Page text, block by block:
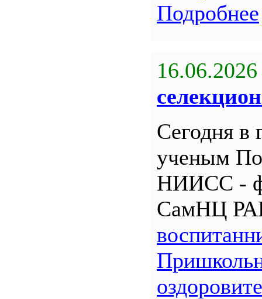
Подробнее
16.06.2026
Сегодня в
ученым
НИИСС -
СамНЦ